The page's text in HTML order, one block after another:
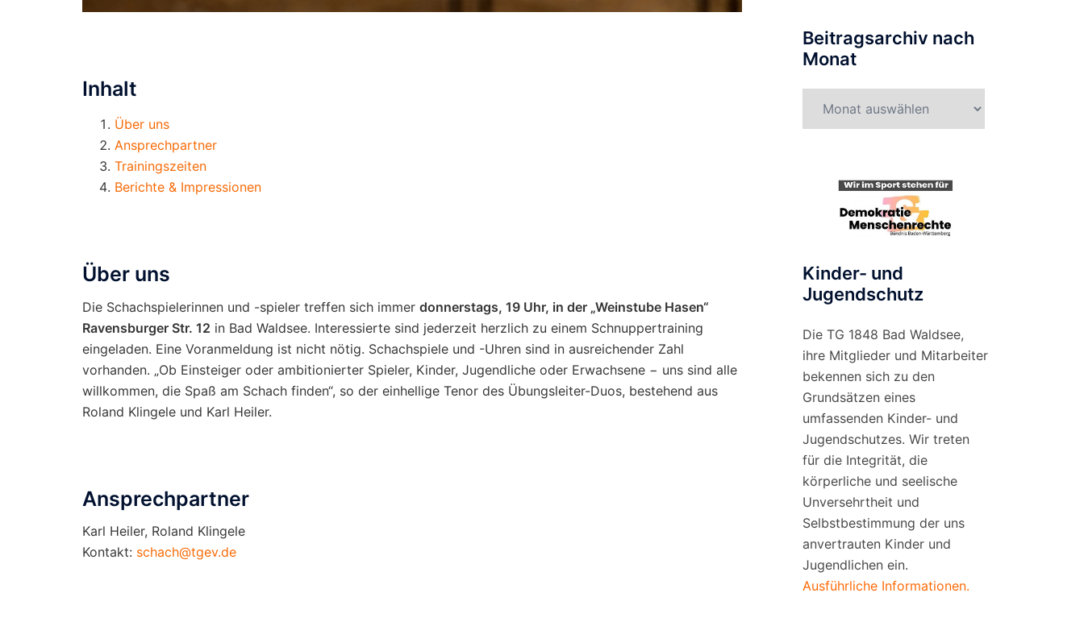
Inhalt
Über uns
Ansprechpartner
Trainingszeiten
Berichte & Impressionen
Über uns
Die Schachspielerinnen und -spieler treffen sich immer donnerstags, 19 Uhr, in der „Weinstube Hasen“
Ravensburger Str. 12 in Bad Waldsee. Interessierte sind jederzeit herzlich zu einem Schnuppertraining
eingeladen. Eine Voranmeldung ist nicht nötig. Schachspiele und -Uhren sind in ausreichender Zahl
vorhanden. „Ob Einsteiger oder ambitionierter Spieler, Kinder, Jugendliche oder Erwachsene − uns sind alle
willkommen, die Spaß am Schach finden“, so der einhellige Tenor des Übungsleiter-Duos, bestehend aus
Roland Klingele und Karl Heiler.
Ansprechpartner
Karl Heiler, Roland Klingele
Kontakt: schach@tgev.de
Beitragsarchiv nach
Monat
nach
Kinder- und
Jugendschutz
Die TG 1848 Bad Waldsee,
ihre Mitglieder und Mitarbeiter
bekennen sich zu den
Grundsätzen eines
umfassenden Kinder- und
Jugendschutzes. Wir treten
für die Integrität, die
körperliche und seelische
Unversehrtheit und
Selbstbestimmung der uns
anvertrauten Kinder und
Jugendlichen ein.
Ausführliche Informationen.